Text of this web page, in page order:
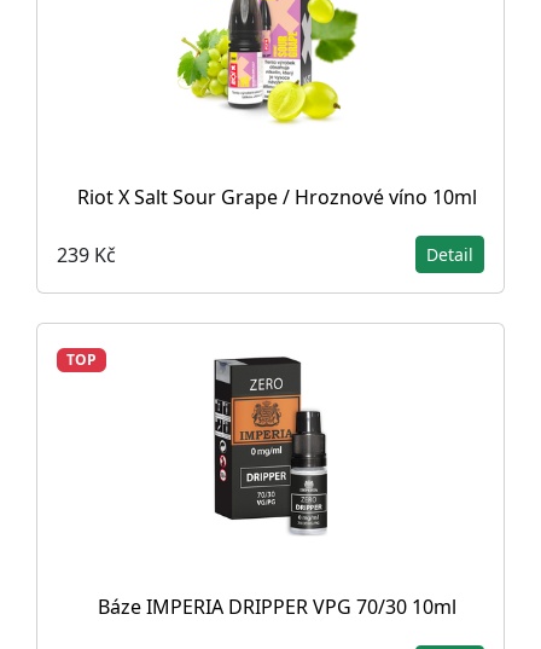
Riot X Salt Sour Grape / Hroznové víno 10ml
239 Kč Detail
TOP
Báze IMPERIA DRIPPER VPG 70/30 10ml